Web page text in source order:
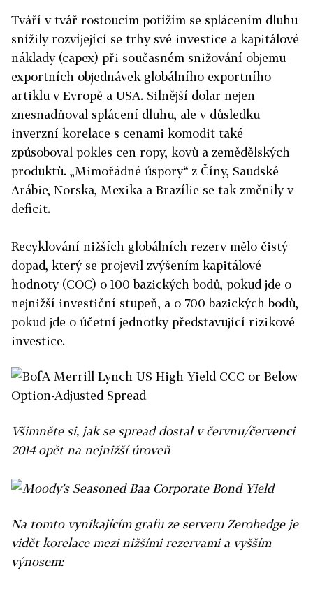
Tváří v tvář rostoucím potížím se splácením dluhu
snížily rozvíjející se trhy své investice a kapitálové
náklady (capex) při současném snižování objemu
exportních objednávek globálního exportního
artiklu v Evropě a USA. Silnější dolar nejen
znesnadňoval splácení dluhu, ale v důsledku
inverzní korelace s cenami komodit také
způsoboval pokles cen ropy, kovů a zemědělských
produktů. „Mimořádné úspory“ z Číny, Saudské
Arábie, Norska, Mexika a Brazílie se tak změnily v
deficit.
Recyklování nižších globálních rezerv mělo čistý
dopad, který se projevil zvýšením kapitálové
hodnoty (COC) o 100 bazických bodů, pokud jde o
nejnižší investiční stupeň, a o 700 bazických bodů,
pokud jde o účetní jednotky představující rizikové
investice.
Všimněte si, jak se spread dostal v červnu/červenci
2014 opět na nejnižší úroveň
Na tomto vynikajícím grafu ze serveru Zerohedge je
vidět korelace mezi nižšími rezervami a vyšším
výnosem: